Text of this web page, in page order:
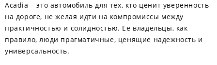
Acadia – это автомобиль для тех, кто ценит уверенность
на дороге, не желая идти на компромиссы между
практичностью и солидностью. Ее владельцы, как
правило, люди прагматичные, ценящие надежность и
универсальность.